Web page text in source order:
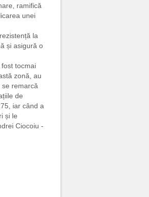
ramifică
unei
la
și asigură o
tocmai
zonă, au
remarcă
de
iar când a
și le
Ciocoiu -